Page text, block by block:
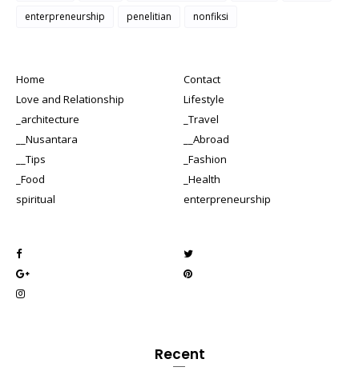
enterpreneurship
penelitian nonfiksi
Home
Contact
Love and Relationship
Lifestyle
_architecture
_Travel
__Nusantara
__Abroad
__Tips
_Fashion
_Food
_Health
spiritual
enterpreneurship
Recent